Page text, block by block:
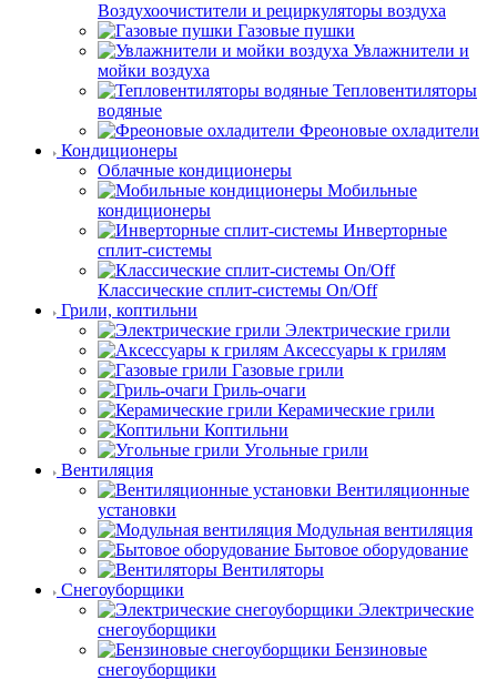
Воздухоочистители и рециркуляторы воздуха
Газовые пушки
Увлажнители и
мойки воздуха
Тепловентиляторы
водяные
Фреоновые охладители
Кондиционеры
Облачные кондиционеры
Мобильные
кондиционеры
Инверторные
сплит-системы
Классические сплит-системы On/Off
Грили, коптильни
Электрические грили
Аксессуары к грилям
Газовые грили
Гриль-очаги
Керамические грили
Коптильни
Угольные грили
Вентиляция
Вентиляционные
установки
Модульная вентиляция
Бытовое оборудование
Вентиляторы
Снегоуборщики
Электрические
снегоуборщики
Бензиновые
снегоуборщики